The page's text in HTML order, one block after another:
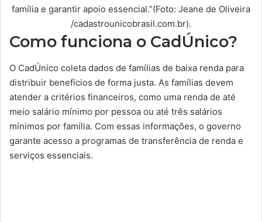
família e garantir apoio essencial.”(Foto: Jeane de Oliveira
/cadastrounicobrasil.com.br).
Como funciona o CadÚnico?
O CadÚnico coleta dados de famílias de baixa renda para
distribuir benefícios de forma justa. As famílias devem
atender a critérios financeiros, como uma renda de até
meio salário mínimo por pessoa ou até três salários
mínimos por família. Com essas informações, o governo
garante acesso a programas de transferência de renda e
serviços essenciais.